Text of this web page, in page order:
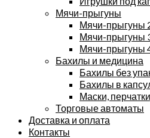
Мячи-прыгуны
Мячи-прыгуны
Мячи-прыгуны
Мячи-прыгуны
Бахилы и медицина
Бахилы без
Бахилы в
Маски,
Торговые автоматы
Доставка и оплата
Контакты